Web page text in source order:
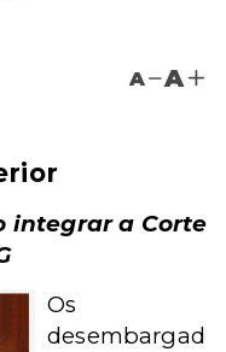
A A
integrar a Corte
Os
desembargad